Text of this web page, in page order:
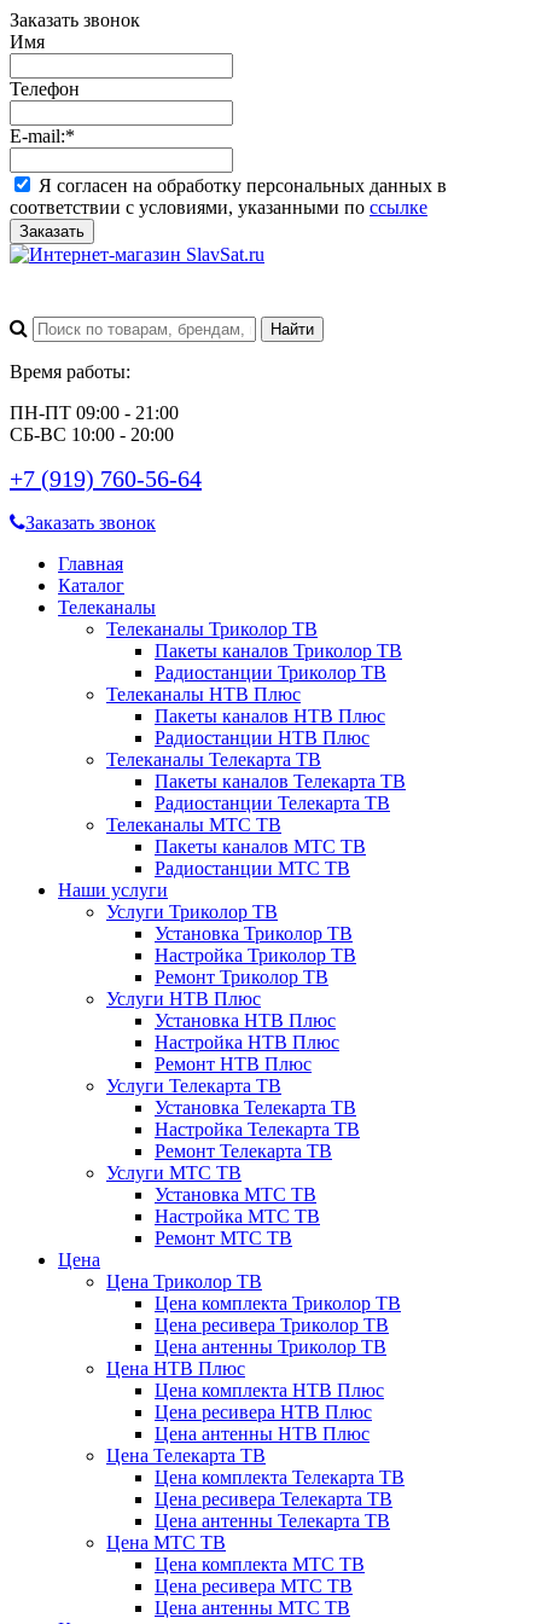
Заказать звонок
Имя
Телефон
E-mail:*
Я согласен на обработку персональных данных в
соответствии с условиями, указанными по ссылке
Заказать
Время работы:
ПН-ПТ 09:00 - 21:00
СБ-ВС 10:00 - 20:00
+7 (919) 760-56-64
Заказать звонок
Главная
Каталог
Телеканалы
Телеканалы Триколор ТВ
Пакеты каналов Триколор ТВ
Радиостанции Триколор ТВ
Телеканалы НТВ Плюс
Пакеты каналов НТВ Плюс
Радиостанции НТВ Плюс
Телеканалы Телекарта ТВ
Пакеты каналов Телекарта ТВ
Радиостанции Телекарта ТВ
Телеканалы МТС ТВ
Пакеты каналов МТС ТВ
Радиостанции МТС ТВ
Наши услуги
Услуги Триколор ТВ
Установка Триколор ТВ
Настройка Триколор ТВ
Ремонт Триколор ТВ
Услуги НТВ Плюс
Установка НТВ Плюс
Настройка НТВ Плюс
Ремонт НТВ Плюс
Услуги Телекарта ТВ
Установка Телекарта ТВ
Настройка Телекарта ТВ
Ремонт Телекарта ТВ
Услуги МТС ТВ
Установка МТС ТВ
Настройка МТС ТВ
Ремонт МТС ТВ
Цена
Цена Триколор ТВ
Цена комплекта Триколор ТВ
Цена ресивера Триколор ТВ
Цена антенны Триколор ТВ
Цена НТВ Плюс
Цена комплекта НТВ Плюс
Цена ресивера НТВ Плюс
Цена антенны НТВ Плюс
Цена Телекарта ТВ
Цена комплекта Телекарта ТВ
Цена ресивера Телекарта ТВ
Цена антенны Телекарта ТВ
Цена МТС ТВ
Цена комплекта МТС ТВ
Цена ресивера МТС ТВ
Цена антенны МТС ТВ